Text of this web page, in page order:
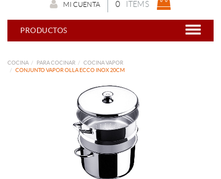
0 ITEMS
MI CUENTA
PRODUCTOS
COCINA PARA COCINAR
COCINA VAPOR
CONJUNTO VAPOR OLLA ECCO INOX 20CM